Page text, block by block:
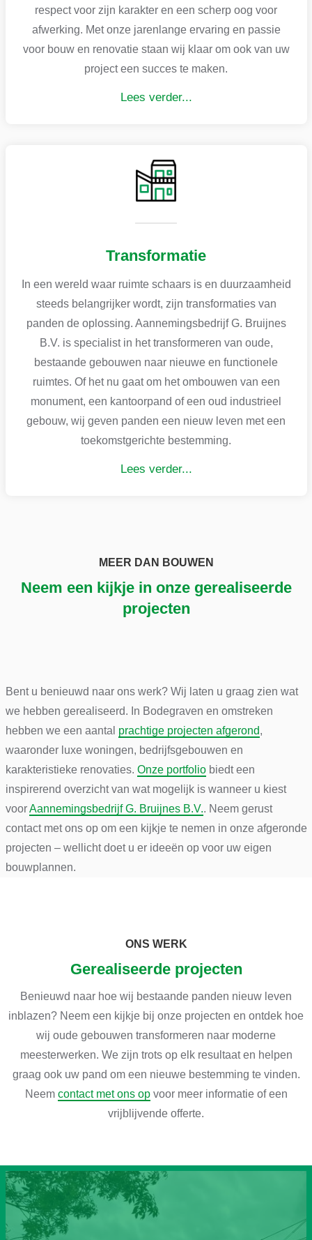
respect voor zijn karakter en een scherp oog voor
afwerking. Met onze jarenlange ervaring en passie
voor bouw en renovatie staan wij klaar om ook van uw
project een succes te maken.
Lees verder...
Transformatie
In een wereld waar ruimte schaars is en duurzaamheid
steeds belangrijker wordt, zijn transformaties van
panden de oplossing. Aannemingsbedrijf G. Bruijnes
B.V. is specialist in het transformeren van oude,
bestaande gebouwen naar nieuwe en functionele
ruimtes. Of het nu gaat om het ombouwen van een
monument, een kantoorpand of een oud industrieel
gebouw, wij geven panden een nieuw leven met een
toekomstgerichte bestemming.
Lees verder...
MEER DAN BOUWEN
Neem een kijkje in onze gerealiseerde
projecten
Bent u benieuwd naar ons werk? Wij laten u graag zien wat
we hebben gerealiseerd. In Bodegraven en omstreken
hebben we een aantal prachtige projecten afgerond,
waaronder luxe woningen, bedrijfsgebouwen en
karakteristieke renovaties. Onze portfoliobiedt een
inspirerend overzicht van wat mogelijk is wanneer u kiest
voorAannemingsbedrijf G. Bruijnes B.V.. Neem gerust
contact met ons op om een kijkje te nemen in onze afgeronde
projecten – wellicht doet u er ideeën op voor uw eigen
bouwplannen.
ONS WERK
Gerealiseerde projecten
Benieuwd naar hoe wij bestaande panden nieuw leven
inblazen? Neem een kijkje bij onze projecten en ontdek hoe
wij oude gebouwen transformeren naar moderne
meesterwerken. We zijn trots op elk resultaat en helpen
graag ook uw pand om een nieuwe bestemming te vinden.
Neem contact met ons opvoor meer informatie of een
vrijblijvende offerte.